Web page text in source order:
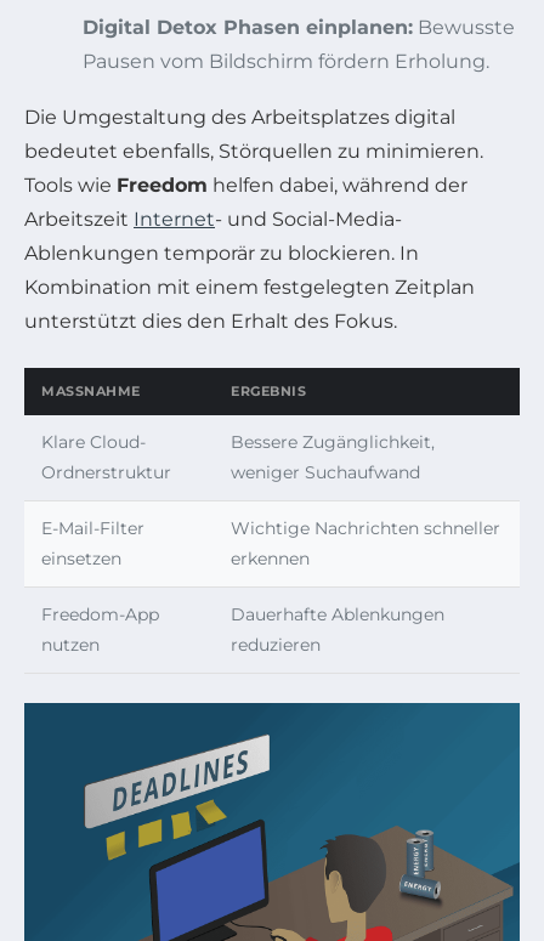
Digital Detox Phasen einplanen: Bewusste
Pausen vom Bildschirm fördern Erholung.
Die Umgestaltung des Arbeitsplatzes digital
bedeutet ebenfalls, Störquellen zu minimieren.
Tools wie Freedom helfen dabei, während der
Arbeitszeit Internet- und Social-Media-
Ablenkungen temporär zu blockieren. In
Kombination mit einem festgelegten Zeitplan
unterstützt dies den Erhalt des Fokus.
MASSNAHME ERGEBNIS
Klare Cloud-
Ordnerstruktur
Bessere Zugänglichkeit,
weniger Suchaufwand
E-Mail-Filter
einsetzen
Wichtige Nachrichten schneller
erkennen
Freedom-App
nutzen
Dauerhafte Ablenkungen
reduzieren